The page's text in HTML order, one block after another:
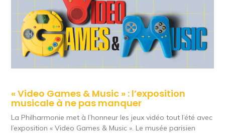
« Video Games & Music » : l’exposition
musicale à ne pas manquer
La Philharmonie met à l’honneur les jeux vidéo tout l’été avec
l’exposition « Video Games & Music ». Le musée parisien